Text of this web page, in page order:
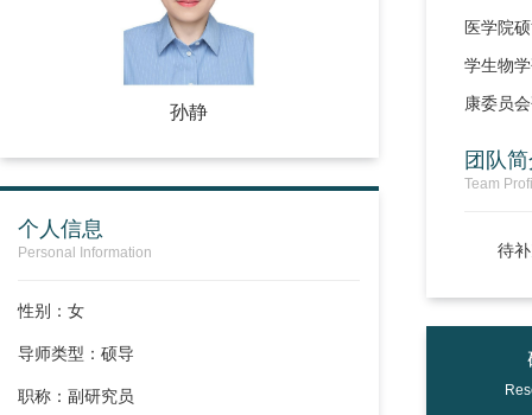
孙静
个人信息
Personal Information
性别：女
导师类型：硕导
职称：副研究员
医学院
学生物
康委员
团队
Team
待